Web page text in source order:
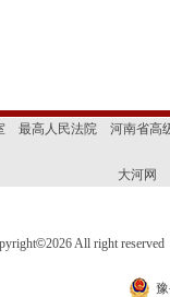
最高人民法院 河南省高
大河网
©2026 All right